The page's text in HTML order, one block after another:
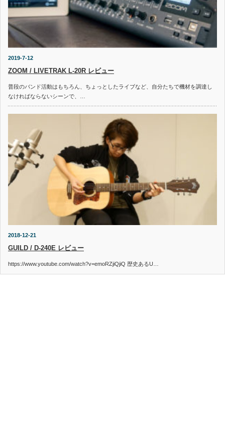
2019-7-12
ZOOM / LIVETRAK L-20R レビュー
普段のバンド活動はもちろん、ちょっとしたライブなど、自分たちで機材を調達し
なければならないシーンで、…
2018-12-21
GUILD / D-240E レビュー
https://www.youtube.com/watch?v=emoRZjiQjiQ 歴史あるU…